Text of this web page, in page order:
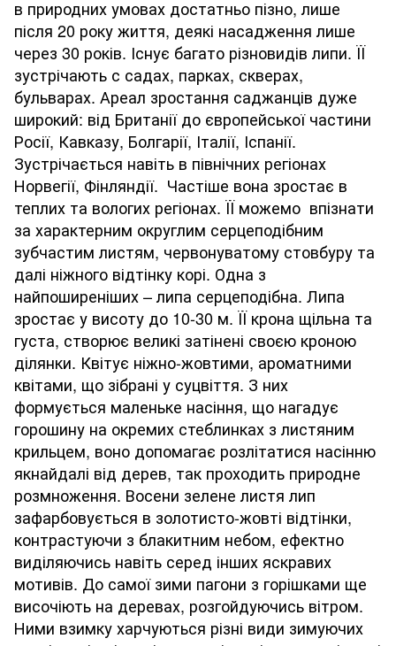
в природних умовах достатньо пізно, лише
після 20 року життя, деякі насадження лише
через 30 років. Існує багато різновидів липи. ЇЇ
зустрічають с садах, парках, скверах,
бульварах. Ареал зростання саджанців дуже
широкий: від Британії до європейської частини
Росії, Кавказу, Болгарії, Італії, Іспанії.
Зустрічається навіть в північних регіонах
Норвегії, Фінляндії. Частіше вона зростає в
теплих та вологих регіонах. ЇЇ можемо впізнати
за характерним округлим серцеподібним
зубчастим листям, червонуватому стовбуру та
далі ніжного відтінку корі. Одна з
найпоширеніших – липа серцеподібна. Липа
зростає у висоту до 10-30 м. ЇЇ крона щільна та
густа, створює великі затінені своєю кроною
ділянки. Квітує ніжно-жовтими, ароматними
квітами, що зібрані у суцвіття. З них
формується маленьке насіння, що нагадує
горошину на окремих стеблинках з листяним
крильцем, воно допомагає розлітатися насінню
якнайдалі від дерев, так проходить природне
розмноження. Восени зелене листя лип
зафарбовується в золотисто-жовті відтінки,
контрастуючи з блакитним небом, ефектно
виділяючись навіть серед інших яскравих
мотивів. До самої зими пагони з горішками ще
височіють на деревах, розгойдуючись вітром.
Ними взимку харчуються різні види зимуючих